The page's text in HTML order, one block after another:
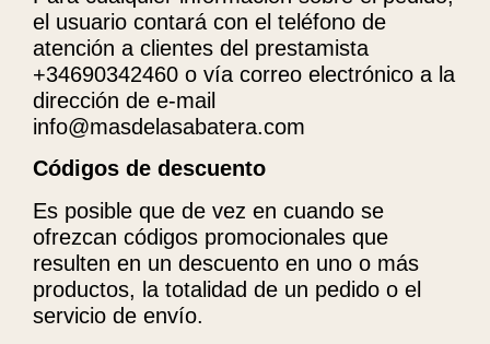
el usuario contará con el teléfono de
atención a clientes del prestamista
+34690342460 o vía correo electrónico a la
dirección de e-mail
info@masdelasabatera.com
Códigos de descuento
Es posible que de vez en cuando se
ofrezcan códigos promocionales que
resulten en un descuento en uno o más
productos, la totalidad de un pedido o el
servicio de envío.